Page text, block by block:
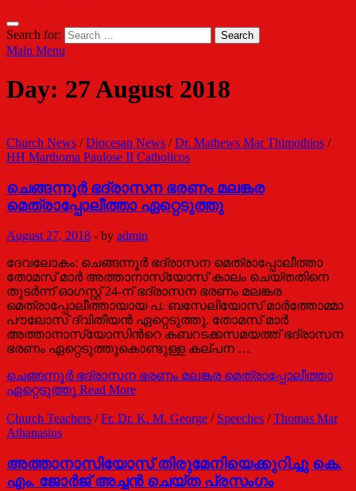
Search for:
Main Menu
Day: 27 August 2018
Church News /Diocesan News /Dr. Mathews Mar Thimothios /
HH Marthoma Paulose II Catholicos
ചെങ്ങന്നൂര്‍ ഭദ്രാസന ഭരണം മലങ്കര
മെത്രാപ്പോലീത്താ ഏറ്റെടുത്തു
August 27, 2018 - by admin
ദേവലോകം: ചെങ്ങന്നൂര്‍ ഭദ്രാസന മെത്രാപ്പോലീത്താ
തോമസ് മാര്‍ അത്താനാസ്യോസ് കാലം ചെയ്തതിനെ
തുടര്‍ന്ന് ഓഗസ്റ്റ് 24-ന് ഭദ്രാസന ഭരണം മലങ്കര
മെത്രാപ്പോലീത്തായായ പ. ബസേലിയോസ് മാര്‍ത്തോമ്മാ
പൗലോസ് ദ്വിതീയന്‍ ഏറ്റെടുത്തു. തോമസ് മാര്‍
അത്താനാസ്യോസിന്‍റെ കബറടക്കസമയത്ത് ഭദ്രാസന
ഭരണം ഏറ്റെടുത്തുകൊണ്ടുള്ള കല്പന …
ചെങ്ങന്നൂര്‍ ഭദ്രാസന ഭരണം മലങ്കര മെത്രാപ്പോലീത്താ
ഏറ്റെടുത്തു Read More
Church Teachers /Fr. Dr. K. M. George / Speeches /Thomas Mar
Athanasius
അത്താനാസിയോസ് തിരുമേനിയെക്കുറിച്ചു കെ.
എം. ജോർജ് അച്ചൻ ചെയ്ത പ്രസംഗം